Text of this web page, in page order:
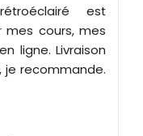
est
mes cours, mes
ligne. Livraison
je recommande.